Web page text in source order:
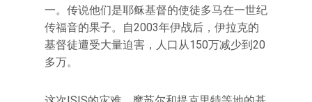
一。传说他们是耶稣基督的使徒多马在一世纪
传福音的果子。自2003年伊战后，伊拉克的
基督徒遭受大量迫害，人口从150万减少到20
多万。